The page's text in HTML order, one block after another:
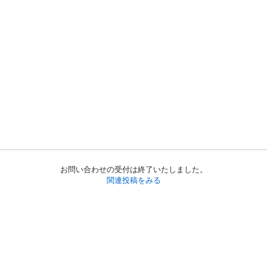
お問い合わせの受付は終了いたしました。
関連投稿をみる